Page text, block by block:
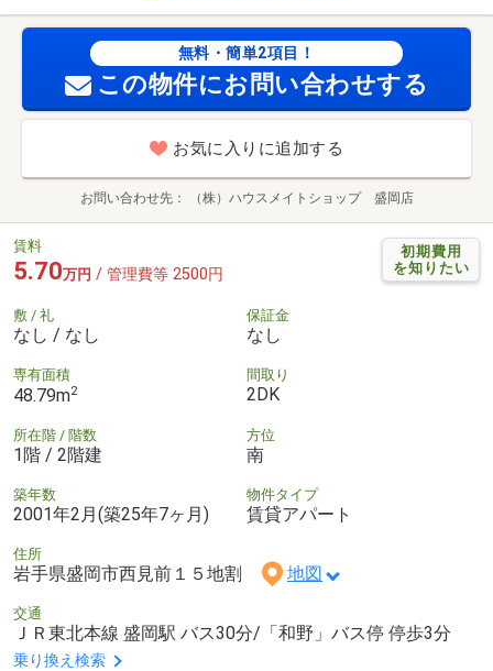
無料・簡単2項目！
この物件にお問い合わせする
お気に入りに追加する
お問い合わせ先 （株）ハウスメイトショップ 盛岡店
初期費用
を知りたい
賃料
5.70万円 / 管理費等 2500円
敷 / 礼
なし / なし
保証金
なし
専有面積
48.79m2
間取り
2DK
所在階 / 階数
1階 / 2階建
方位
南
築年数
2001年2月(築25年7ヶ月)
物件タイプ
賃貸アパート
住所
岩手県盛岡市西見前１５地割 地図
交通
ＪＲ東北本線 盛岡駅 バス30分/「和野」バス停 停歩3分
乗り換え検索